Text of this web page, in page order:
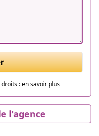
droits :en savoir plus
l'agence